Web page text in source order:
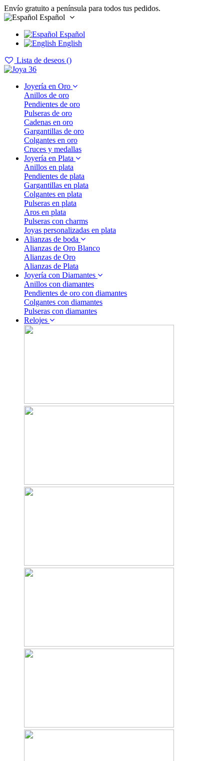
Envío gratuito a península para todos tus pedidos.
Español
Español
English
Lista de deseos ()
Joyería en Oro
Anillos de oro
Pendientes de oro
Pulseras de oro
Cadenas en oro
Gargantillas de oro
Colgantes en oro
Cruces y medallas
Joyería en Plata
Anillos en plata
Pendientes de plata
Gargantillas en plata
Colgantes en plata
Pulseras en plata
Aros en plata
Pulseras con charms
Joyas personalizadas en plata
Alianzas de boda
Alianzas de Oro Blanco
Alianzas de Oro
Alianzas de Plata
Joyería con Diamantes
Anillos con diamantes
Pendientes de oro con diamantes
Colgantes con diamantes
Pulseras con diamantes
Relojes